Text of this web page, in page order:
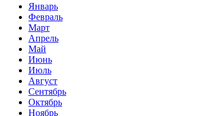
Январь
Февраль
Март
Апрель
Май
Июнь
Июль
Август
Сентябрь
Октябрь
Ноябрь